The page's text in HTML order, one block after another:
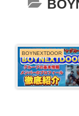
BOYNEXTDOOR